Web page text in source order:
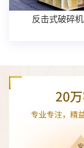
反击式破碎机